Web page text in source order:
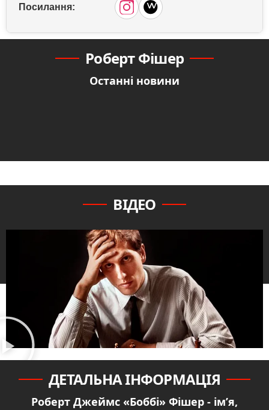
Посилання:
Роберт Фішер
Останні новини
ВІДЕО
ДЕТАЛЬНА ІНФОРМАЦІЯ
Роберт Джеймс «Боббі» Фішер - ім’я,